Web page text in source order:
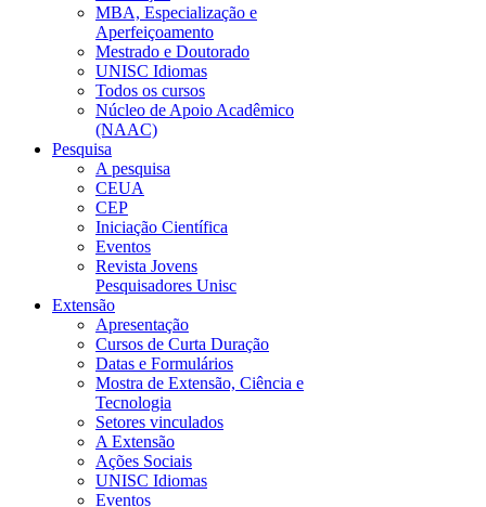
MBA, Especialização e
Aperfeiçoamento
Mestrado e Doutorado
UNISC Idiomas
Todos os cursos
Núcleo de Apoio Acadêmico
(NAAC)
Pesquisa
A pesquisa
CEUA
CEP
Iniciação Científica
Eventos
Revista Jovens
Pesquisadores Unisc
Extensão
Apresentação
Cursos de Curta Duração
Datas e Formulários
Mostra de Extensão, Ciência e
Tecnologia
Setores vinculados
A Extensão
Ações Sociais
UNISC Idiomas
Eventos